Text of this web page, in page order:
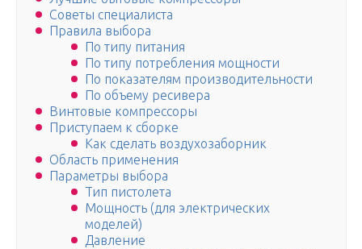
Советы специалиста
Правила выбора
По типу питания
По типу потребления мощности
По показателям производительности
По объему ресивера
Винтовые компрессоры
Приступаем к сборке
Как сделать воздухозаборник
Область применения
Параметры выбора
Тип пистолета
Мощность (для электрических
моделей)
Давление